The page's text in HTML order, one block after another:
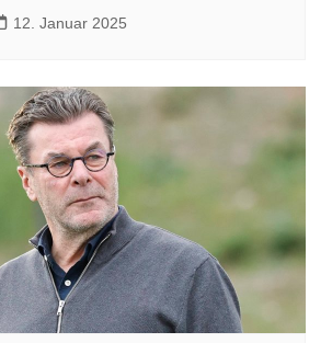
12. Januar 2025